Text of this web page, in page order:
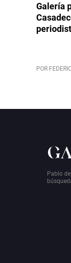
Galería
POR
Pablo
bú